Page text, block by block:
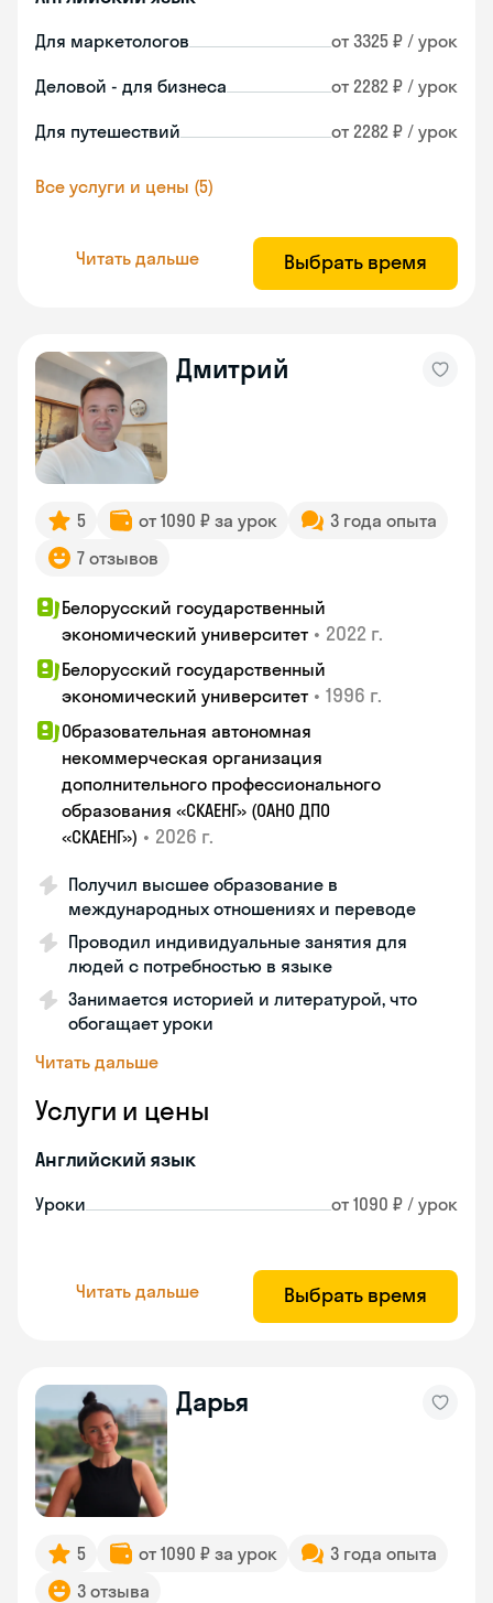
Для маркетологов от 3325 ₽ / урок
Деловой - для бизнеса от 2282 ₽ / урок
Для путешествий от 2282 ₽ / урок
Все услуги и цены (5)
Читать дальше Выбрать время
Дмитрий
5 от 1090 ₽ за урок
3 года опыта
7 отзывов
Белорусский государственный
экономический университет • 2022 г.
Белорусский государственный
экономический университет • 1996 г.
Образовательная автономная
некоммерческая организация
дополнительного профессионального
образования «СКАЕНГ» (ОАНО ДПО
«СКАЕНГ») • 2026 г.
Получил высшее образование в
международных отношениях и переводе
Проводил индивидуальные занятия для
людей с потребностью в языке
Занимается историей и литературой, что
обогащает уроки
Читать дальше
Услуги и цены
Английский язык
Уроки от 1090 ₽ / урок
Читать дальше Выбрать время
Дарья
5 от 1090 ₽ за урок
3 года опыта
3 отзыва